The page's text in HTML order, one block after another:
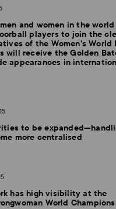
and women in the
players to join the
of the Women’s World
will receive the Golden
appearances in
to be
more centralised
has high visibility at the
World